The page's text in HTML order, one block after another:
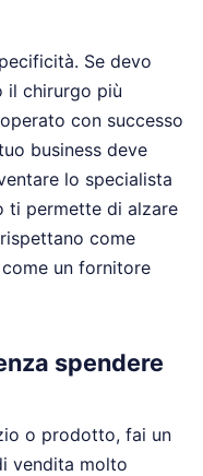
Se devo
il chirurgo più
con successo
business deve
lo specialista
ti permette di alzare
come
un fornitore
spendere
o prodotto, fai un
vendita molto